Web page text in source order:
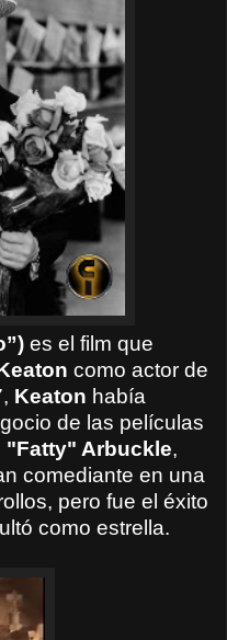
es el film que
como actor de
Keaton había
de las películas
"Fatty" Arbuckle,
comediante en una
pero fue el éxito
como estrella.